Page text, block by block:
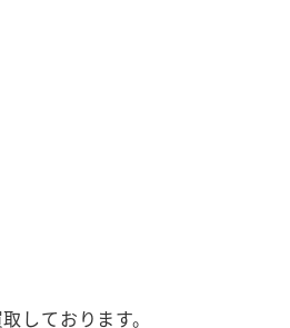
しております。